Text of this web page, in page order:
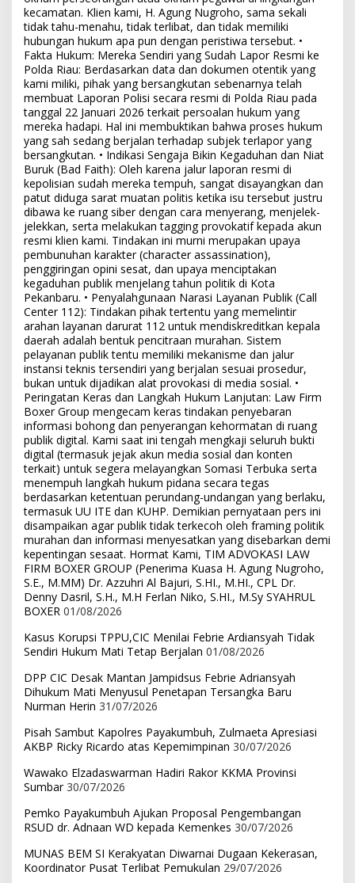
kecamatan. Klien kami, H. Agung Nugroho, sama sekali
tidak tahu-menahu, tidak terlibat, dan tidak memiliki
hubungan hukum apa pun dengan peristiwa tersebut. •
Fakta Hukum: Mereka Sendiri yang Sudah Lapor Resmi ke
Polda Riau: Berdasarkan data dan dokumen otentik yang
kami miliki, pihak yang bersangkutan sebenarnya telah
membuat Laporan Polisi secara resmi di Polda Riau pada
tanggal 22 Januari 2026 terkait persoalan hukum yang
mereka hadapi. Hal ini membuktikan bahwa proses hukum
yang sah sedang berjalan terhadap subjek terlapor yang
bersangkutan. • Indikasi Sengaja Bikin Kegaduhan dan Niat
Buruk (Bad Faith): Oleh karena jalur laporan resmi di
kepolisian sudah mereka tempuh, sangat disayangkan dan
patut diduga sarat muatan politis ketika isu tersebut justru
dibawa ke ruang siber dengan cara menyerang, menjelek-
jelekkan, serta melakukan tagging provokatif kepada akun
resmi klien kami. Tindakan ini murni merupakan upaya
pembunuhan karakter (character assassination),
penggiringan opini sesat, dan upaya menciptakan
kegaduhan publik menjelang tahun politik di Kota
Pekanbaru. • Penyalahgunaan Narasi Layanan Publik (Call
Center 112): Tindakan pihak tertentu yang memelintir
arahan layanan darurat 112 untuk mendiskreditkan kepala
daerah adalah bentuk pencitraan murahan. Sistem
pelayanan publik tentu memiliki mekanisme dan jalur
instansi teknis tersendiri yang berjalan sesuai prosedur,
bukan untuk dijadikan alat provokasi di media sosial. •
Peringatan Keras dan Langkah Hukum Lanjutan: Law Firm
Boxer Group mengecam keras tindakan penyebaran
informasi bohong dan penyerangan kehormatan di ruang
publik digital. Kami saat ini tengah mengkaji seluruh bukti
digital (termasuk jejak akun media sosial dan konten
terkait) untuk segera melayangkan Somasi Terbuka serta
menempuh langkah hukum pidana secara tegas
berdasarkan ketentuan perundang-undangan yang berlaku,
termasuk UU ITE dan KUHP. Demikian pernyataan pers ini
disampaikan agar publik tidak terkecoh oleh framing politik
murahan dan informasi menyesatkan yang disebarkan demi
kepentingan sesaat. Hormat Kami, TIM ADVOKASI LAW
FIRM BOXER GROUP (Penerima Kuasa H. Agung Nugroho,
S.E., M.MM) Dr. Azzuhri Al Bajuri, S.HI., M.HI., CPL Dr.
Denny Dasril, S.H., M.H Ferlan Niko, S.HI., M.Sy SYAHRUL
BOXER 01/08/2026
Kasus Korupsi TPPU,CIC Menilai Febrie Ardiansyah Tidak
Sendiri Hukum Mati Tetap Berjalan 01/08/2026
DPP CIC Desak Mantan Jampidsus Febrie Adriansyah
Dihukum Mati Menyusul Penetapan Tersangka Baru
Nurman Herin 31/07/2026
Pisah Sambut Kapolres Payakumbuh, Zulmaeta Apresiasi
AKBP Ricky Ricardo atas Kepemimpinan 30/07/2026
Wawako Elzadaswarman Hadiri Rakor KKMA Provinsi
Sumbar 30/07/2026
Pemko Payakumbuh Ajukan Proposal Pengembangan
RSUD dr. Adnaan WD kepada Kemenkes 30/07/2026
MUNAS BEM SI Kerakyatan Diwarnai Dugaan Kekerasan,
Koordinator Pusat Terlibat Pemukulan 29/07/2026